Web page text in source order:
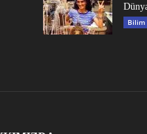
Bilim